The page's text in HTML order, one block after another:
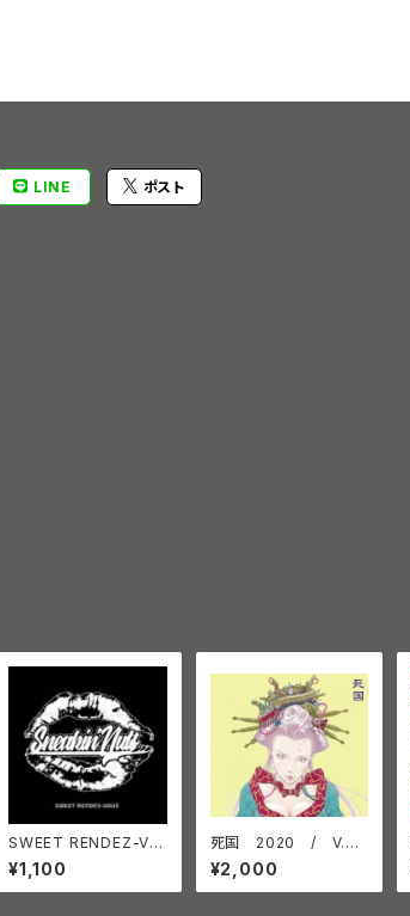
LINE ポスト
SWEET RENDEZ-VO
US SNEAKIN'NUTS
¥1,100
死国 2020 / V.A
CD 2枚組
¥2,000